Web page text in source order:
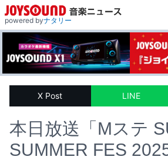
powered byナタリー
X Post LINE
本日放送「Mステ
SUMMER FES